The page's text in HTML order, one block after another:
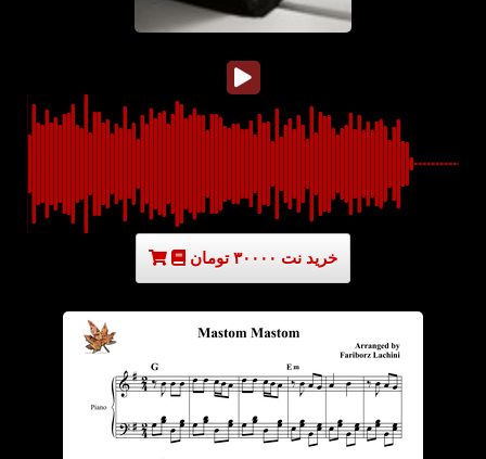
خرید نت ۳۰۰۰۰ تومان